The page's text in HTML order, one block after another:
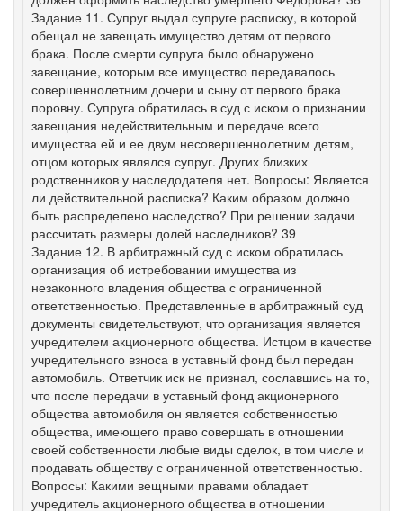
Задание 11. Супруг выдал супруге расписку, в которой
обещал не завещать имущество детям от первого
брака. После смерти супруга было обнаружено
завещание, которым все имущество передавалось
совершеннолетним дочери и сыну от первого брака
поровну. Супруга обратилась в суд с иском о признании
завещания недействительным и передаче всего
имущества ей и ее двум несовершеннолетним детям,
отцом которых являлся супруг. Других близких
родственников у наследодателя нет. Вопросы: Является
ли действительной расписка? Каким образом должно
быть распределено наследство? При решении задачи
рассчитать размеры долей наследников? 39
Задание 12. В арбитражный суд с иском обратилась
организация об истребовании имущества из
незаконного владения общества с ограниченной
ответственностью. Представленные в арбитражный суд
документы свидетельствуют, что организация является
учредителем акционерного общества. Истцом в качестве
учредительного взноса в уставный фонд был передан
автомобиль. Ответчик иск не признал, сославшись на то,
что после передачи в уставный фонд акционерного
общества автомобиля он является собственностью
общества, имеющего право совершать в отношении
своей собственности любые виды сделок, в том числе и
продавать обществу с ограниченной ответственностью.
Вопросы: Какими вещными правами обладает
учредитель акционерного общества в отношении